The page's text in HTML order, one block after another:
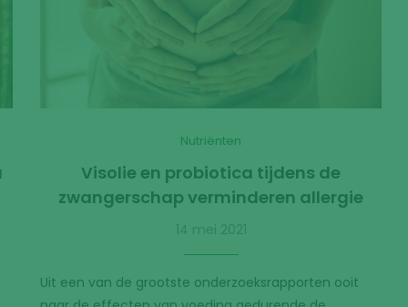
Nutriënten
Visolie en probiotica tijdens de
zwangerschap verminderen allergie
14 mei 2021
Uit een van de grootste onderzoeksrapporten ooit